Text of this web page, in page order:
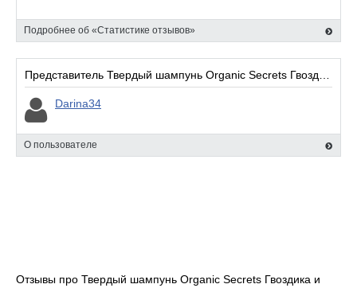
Подробнее об «Статистике отзывов»
Darina34
О пользователе
Отзывы про Твердый шампунь Organic Secrets Гвоздика и